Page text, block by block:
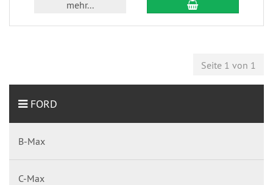
mehr...
Seite 1 von 1
FORD
B-Max
C-Max